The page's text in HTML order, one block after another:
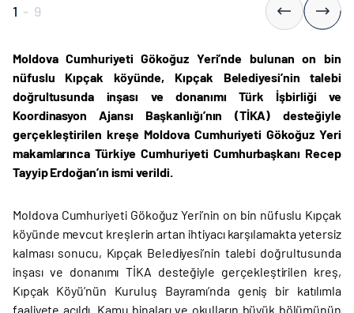
1 - 9
Moldova Cumhuriyeti Gökoğuz Yeri’nde bulunan on bin
nüfuslu Kıpçak köyünde, Kıpçak Belediyesi’nin talebi
doğrultusunda inşası ve donanımı Türk İşbirliği ve
Koordinasyon Ajansı Başkanlığı’nın (TİKA) desteğiyle
gerçekleştirilen kreşe Moldova Cumhuriyeti Gökoğuz Yeri
makamlarınca Türkiye Cumhuriyeti Cumhurbaşkanı Recep
Tayyip Erdoğan’ın ismi verildi.
Moldova Cumhuriyeti Gökoğuz Yeri’nin on bin nüfuslu Kıpçak
köyünde mevcut kreşlerin artan ihtiyacı karşılamakta yetersiz
kalması sonucu, Kıpçak Belediyesi’nin talebi doğrultusunda
inşası ve donanımı TİKA desteğiyle gerçekleştirilen kreş,
Kıpçak Köyü’nün Kuruluş Bayramı’nda geniş bir katılımla
faaliyete açıldı. Kamu binaları ve okulların büyük bölümünün